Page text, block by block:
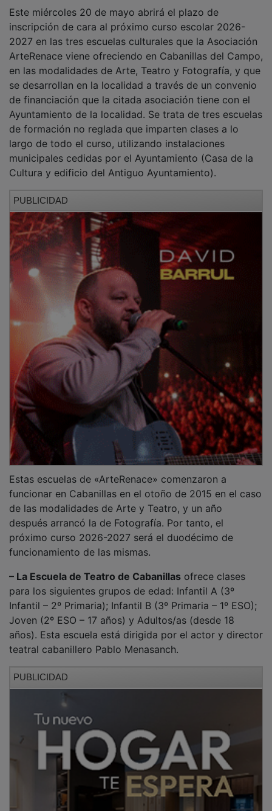
inscripción de cara al próximo curso escolar 2026-
2027 en las tres escuelas culturales que la Asociación
ArteRenace viene ofreciendo en Cabanillas del Campo,
en las modalidades de Arte, Teatro y Fotografía, y que
se desarrollan en la localidad a través de un convenio
de financiación que la citada asociación tiene con el
Ayuntamiento de la localidad. Se trata de tres escuelas
de formación no reglada que imparten clases a lo
largo de todo el curso, utilizando instalaciones
municipales cedidas por el Ayuntamiento (Casa de la
Cultura y edificio del Antiguo Ayuntamiento).
funcionar en Cabanillas en el otoño de 2015 en el caso
de las modalidades de Arte y Teatro, y un año
después arrancó la de Fotografía. Por tanto, el
próximo curso 2026-2027 será el duodécimo de
funcionamiento de las mismas.
para los siguientes grupos de edad: Infantil A (3º
Infantil – 2º Primaria); Infantil B (3º Primaria – 1º ESO);
Joven (2º ESO – 17 años) y Adultos/as (desde 18
años). Esta escuela está dirigida por el actor y director
teatral cabanillero Pablo Menasanch.
– La Escuela de Arte
(de 3º de Infantil a 3º de Primaria), Taller Creativo (4º
a 6º de Primaria), Grupo Joven (adolescentes hasta 18
años), y Grupo Adulto (mayores de 18 años). Una de
las novedades de este año en esta escuela es la
apertura de un grupo específicamente de escultura
dentrlo del Grupo de Adulto. Esta escuela está dirigida
por la artista plástica cabanillera Ana Iglesias,